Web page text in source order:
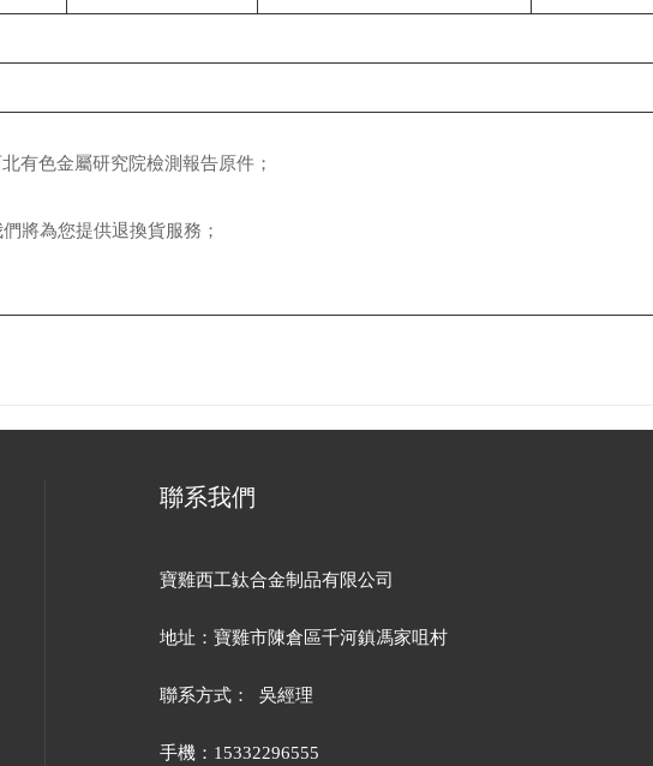
色金屬研究院檢測報告原件；
為您提供退換貨服務；
聯系我們
寶雞西工鈦合金制品有限公司
地址：寶雞市陳倉區千河鎮馮家咀村
聯系方式： 吳經理
手機：15332296555